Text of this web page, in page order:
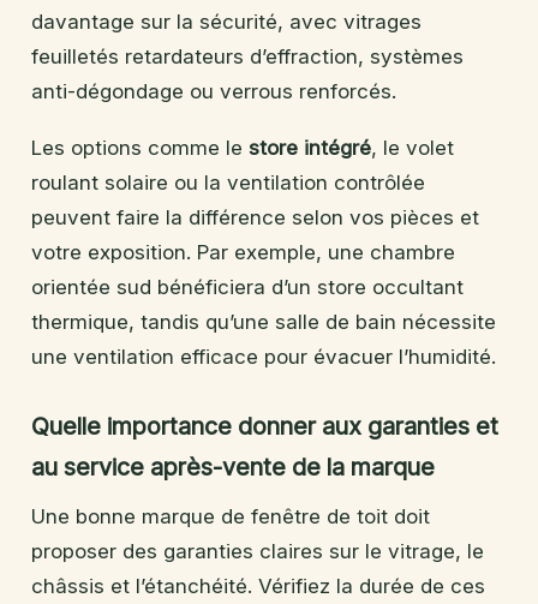
davantage sur la sécurité, avec vitrages
feuilletés retardateurs d’effraction, systèmes
anti-dégondage ou verrous renforcés.
Les options comme le store intégré, le volet
roulant solaire ou la ventilation contrôlée
peuvent faire la différence selon vos pièces et
votre exposition. Par exemple, une chambre
orientée sud bénéficiera d’un store occultant
thermique, tandis qu’une salle de bain nécessite
une ventilation efficace pour évacuer l’humidité.
Quelle importance donner aux garanties et
au service après-vente de la marque
Une bonne marque de fenêtre de toit doit
proposer des garanties claires sur le vitrage, le
châssis et l’étanchéité. Vérifiez la durée de ces